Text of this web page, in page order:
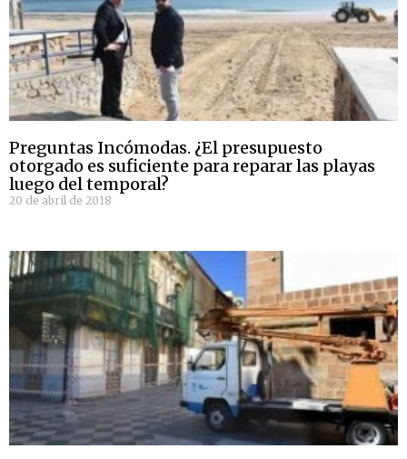
Preguntas Incómodas. ¿El presupuesto
otorgado es suficiente para reparar las playas
luego del temporal?
20 de abril de 2018